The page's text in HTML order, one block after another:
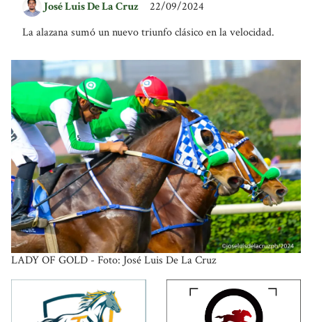
La alazana sumó un nuevo triunfo clásico en la velocidad.
22/09/2024
José Luis De La Cruz
LADY OF GOLD - Foto: José Luis De La Cruz